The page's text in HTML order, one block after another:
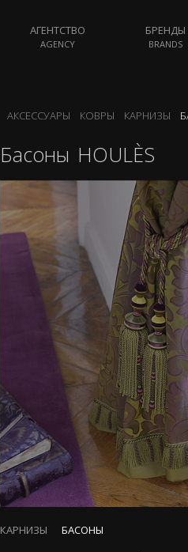
АГЕНТСТВО
AGENCY
БРЕНДЫ
BRANDS
АКСЕССУАРЫ КОВРЫ КАРНИЗЫ
Басоны HOULÈS
КАРНИЗЫ БАСОНЫ